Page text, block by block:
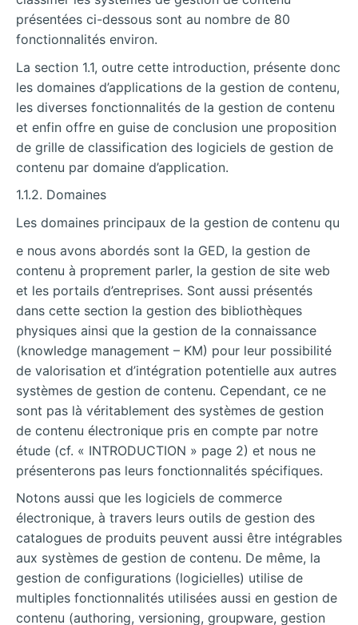
présentées ci-dessous sont au nombre de 80
fonctionnalités environ.
La section 1.1, outre cette introduction, présente donc
les domaines d’applications de la gestion de contenu,
les diverses fonctionnalités de la gestion de contenu
et enfin offre en guise de conclusion une proposition
de grille de classification des logiciels de gestion de
contenu par domaine d’application.
1.1.2. Domaines
Les domaines principaux de la gestion de contenu qu
e nous avons abordés sont la GED, la gestion de
contenu à proprement parler, la gestion de site web
et les portails d’entreprises. Sont aussi présentés
dans cette section la gestion des bibliothèques
physiques ainsi que la gestion de la connaissance
(knowledge management – KM) pour leur possibilité
de valorisation et d’intégration potentielle aux autres
systèmes de gestion de contenu. Cependant, ce ne
sont pas là véritablement des systèmes de gestion
de contenu électronique pris en compte par notre
étude (cf. « INTRODUCTION » page 2) et nous ne
présenterons pas leurs fonctionnalités spécifiques.
Notons aussi que les logiciels de commerce
électronique, à travers leurs outils de gestion des
catalogues de produits peuvent aussi être intégrables
aux systèmes de gestion de contenu. De même, la
gestion de configurations (logicielles) utilise de
multiples fonctionnalités utilisées aussi en gestion de
contenu (authoring, versioning, groupware, gestion